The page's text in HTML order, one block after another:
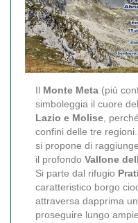
Il Monte Meta (più
simboleggia il cuore del
Lazio e Molise ,
confini delle tre
si propone di
il profondo Vallone
Si parte dal rifugio
caratteristico borgo
attraversa dapprima
proseguire lungo